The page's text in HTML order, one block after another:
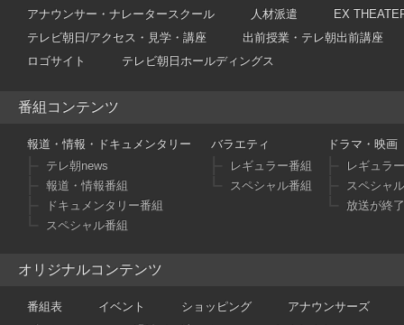
アナウンサー・ナレータースクール
人材派遣
EX
テレビ朝日/アクセス・見学・講座
出前授業・テレ朝出前講座
ロゴサイト
テレビ朝日ホールディングス
番組コンテンツ
報道・情報・ドキュメンタリー
テレ朝news
報道・情報番組
ドキュメンタリー番組
スペシャル番組
バラエティ
レギュラー番組
スペシャル番組
ドラマ・映画
レギュラ
スペシャ
放送が終
オリジナルコンテンツ
番組表 イベント ショッピング
アナウンサーズ